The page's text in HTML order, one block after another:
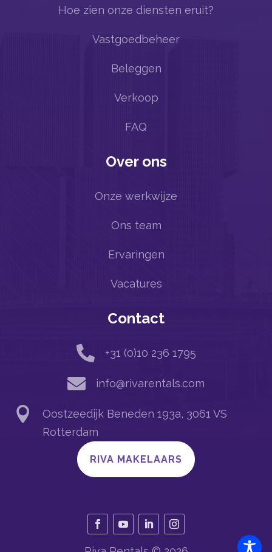
Hoe zien onze diensten eruit?
Vastgoedbeheer
Beleggen
Verkoop
FAQ
Over ons
Onze werkwijze
Ons team
Ervaringen
Vacatures
Contact
 +31 (0)10 236 1795
 info@rivarentals.com

Oostzeedijk Beneden 193a, 3061 VS
Rotterdam
RIVA MAKELAARS